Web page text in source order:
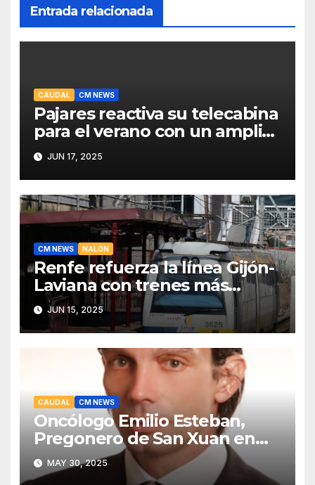
Entrada relacionada
CAUDAL CM NEWS
Pajares reactiva su telecabina
para el verano con un amplio
programa de actividades
JUN 17, 2025
CM NEWS NALÓN
Renfe refuerza la línea Gijón-
Laviana con trenes más
fiables y mejor servicio para
recuperar viajeros
JUN 15, 2025
CAUDAL CM NEWS
Oncólogo Emilio Esteban,
Pregonero de San Xuan en
Mieres: Un Honor para Turón
y el HUCA
MAY 30, 2025